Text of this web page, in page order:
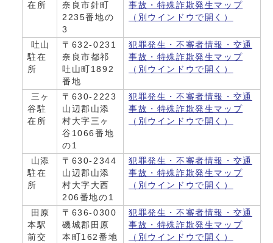
在所
奈良市針町
2235番地の
3
事故・特殊詐欺発生マップ
（別ウインドウで開く）
吐山
駐在
所
〒632-0231
奈良市都祁
吐山町1892
番地
犯罪発生・不審者情報・交通
事故・特殊詐欺発生マップ
（別ウインドウで開く）
三ヶ
谷駐
在所
〒630-2223
山辺郡山添
村大字三ヶ
谷1066番地
の1
犯罪発生・不審者情報・交通
事故・特殊詐欺発生マップ
（別ウインドウで開く）
山添
駐在
所
〒630-2344
山辺郡山添
村大字大西
206番地の1
犯罪発生・不審者情報・交通
事故・特殊詐欺発生マップ
（別ウインドウで開く）
田原
本駅
前交
〒636-0300
磯城郡田原
本町162番地
犯罪発生・不審者情報・交通
事故・特殊詐欺発生マップ
（別ウインドウで開く）